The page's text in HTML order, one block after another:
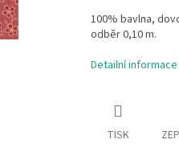
100% bavlna,
odběr 0,10 m.
Detailní informace
TISK